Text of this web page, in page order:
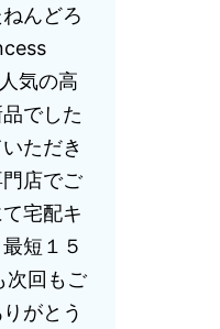
んどろ
気の高
でした
ただき
店でご
宅配キ
短１５
次回もご
がとう